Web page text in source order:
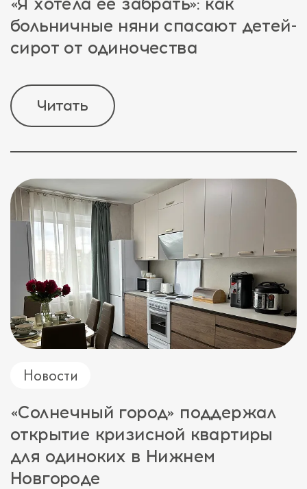
больничные няни спасают детей-
сирот от одиночества
Читать
Новости
«Солнечный город» поддержал
открытие кризисной квартиры
для одиноких в Нижнем
Новгороде